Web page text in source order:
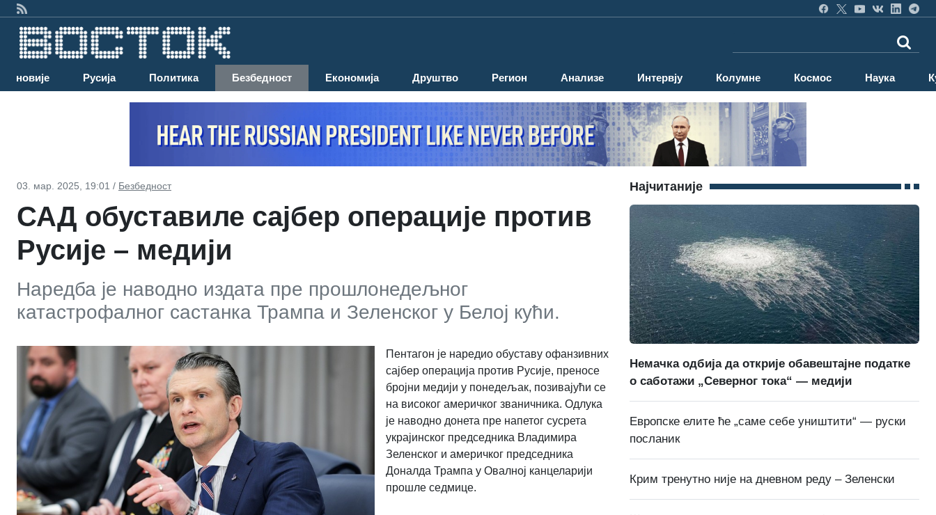
Најновије Русија Политика Безбедност Економија Друштво Регион Анализе Интервју Колумне Космос Наука
03. мар. 2025, 19:01 / Безбедност
САД обуставиле сајбер операције против
Русије – медији
Наредба је наводно издата пре прошлонедељног
катастрофалног састанка Трампа и Зеленског у Белој кући.
Пентагон је наредио обуставу офанзивних
сајбер операција против Русије, преносе
бројни медији у понедељак, позивајући се
на високог америчког званичника. Одлука
је наводно донета пре напетог сусрета
украјинског председника Владимира
Зеленског и америчког председника
Доналда Трампа у Овалној канцеларији
прошле седмице.
Најчитаније
Немачка одбија да открије обавештајне податке
о саботажи „Северног тока“ — медији
Европске елите ће „саме себе уништити“ — руски
посланик
Крим тренутно није на дневном реду – Зеленски